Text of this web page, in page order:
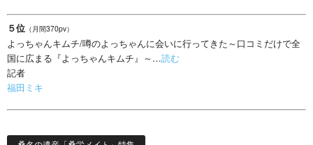
５位 （月間370pv）
よっちゃんキムチ/噂のよっちゃんに会いに行ってきた～口コミだけで全
国に広まる『よっちゃんキムチ』～…読む
記者
福田ミキ